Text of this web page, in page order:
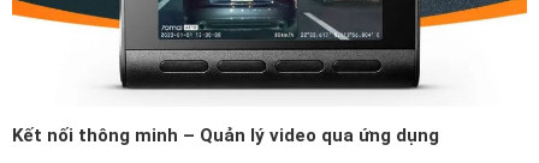
Kết nối thông minh – Quản lý video qua ứng dụng